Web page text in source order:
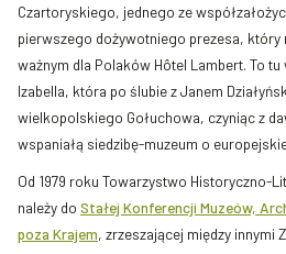
Czartoryskiego, jednego ze
pierwszego dożywotniego prezesa, który
ważnym dla Polaków Hôtel Lambert. To
Izabella, która po ślubie z Janem
wielkopolskiego Gołuchowa, czyniąc z
wspaniałą siedzibę-muzeum o
Od 1979 roku Towarzystwo Historyczno-
należy do Stałej Konferencji Muzeów,
poza Krajem, zrzeszającej między innymi